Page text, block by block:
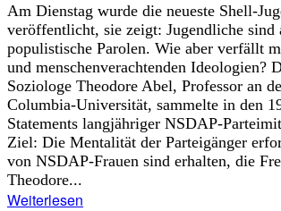
Am Dienstag wurde die neueste Shell-
veröffentlicht, sie zeigt: Jugendliche
populistische Parolen. Wie aber verfällt
und menschenverachtenden Ideologien?
Soziologe Theodore Abel, Professor an
Columbia-Universität, sammelte in den
Statements langjähriger NSDAP-
Ziel: Die Mentalität der Parteigänger
von NSDAP-Frauen sind erhalten, die
Theodore...
Weiterlesen